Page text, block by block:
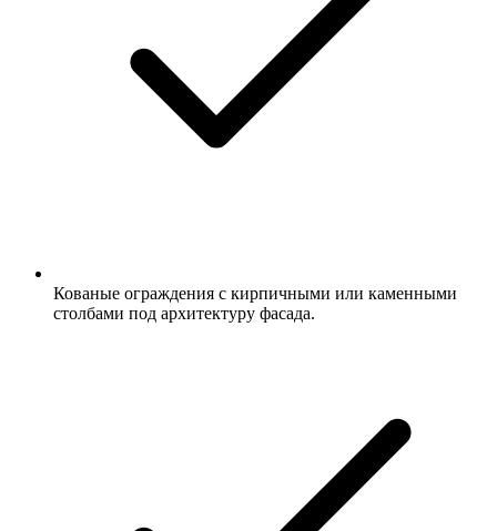
Кованые ограждения с кирпичными или каменными
столбами под архитектуру фасада.